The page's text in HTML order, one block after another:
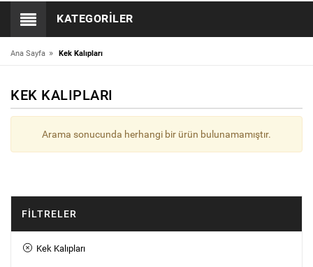
KATEGORILER
Ana Sayfa » Kek Kalıpları
KEK KALIPLARI
Arama sonucunda herhangi bir ürün bulunamamıştır.
FILTRELER
Kek Kalıpları